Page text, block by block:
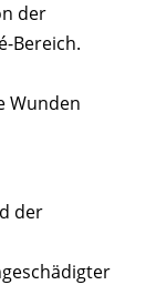
der
Bereich.
Wunden
der